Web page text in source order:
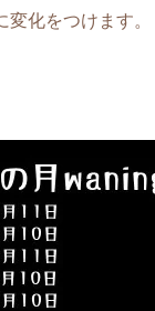
化をつけます。